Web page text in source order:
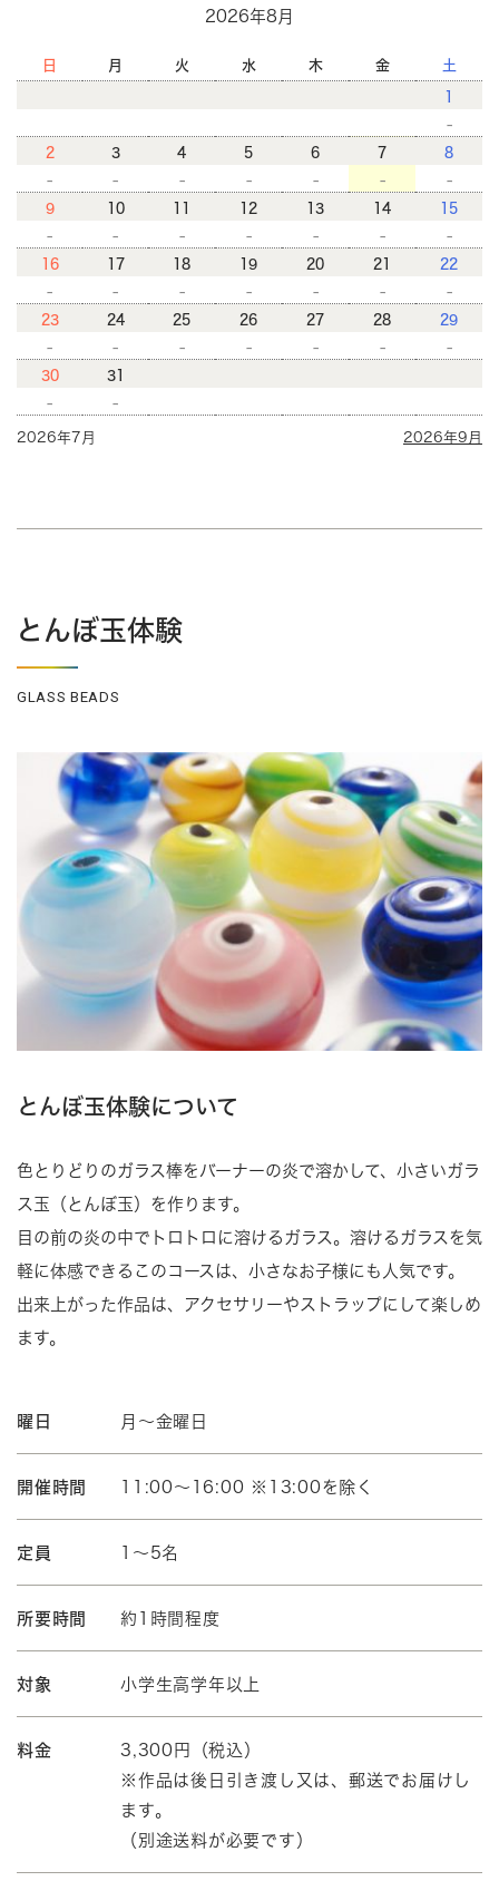
2026年8月
日 月 火 水 木 金 土
1
-
2
-
3
-
4
-
5
-
6
-
7
-
8
-
9
-
10
-
11
-
12
-
13
-
14
-
15
-
16
-
17
-
18
-
19
-
20
-
21
-
22
-
23
-
24
-
25
-
26
-
27
-
28
-
29
-
30
-
31
-
2026年7月 2026年9月
とんぼ玉体験
GLASS BEADS
とんぼ玉体験について
色とりどりのガラス棒をバーナーの炎で溶かして、小さいガラ
ス玉（とんぼ玉）を作ります。
目の前の炎の中でトロトロに溶けるガラス。溶けるガラスを気
軽に体感できるこのコースは、小さなお子様にも人気です。
出来上がった作品は、アクセサリーやストラップにして楽しめ
ます。
曜日 月～金曜日
開催時間 11:00～16:00 ※13:00を除く
定員 1～5名
所要時間 約1時間程度
対象 小学生高学年以上
料金
3,300円（税込）
※作品は後日引き渡し又は、郵送でお届けし
ます。
（別途送料が必要です）